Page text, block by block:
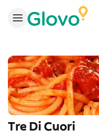
Tre Di Cuori